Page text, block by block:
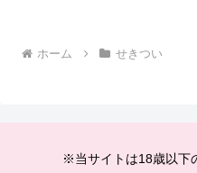
ホーム せきつい
※当サイトは18歳以下